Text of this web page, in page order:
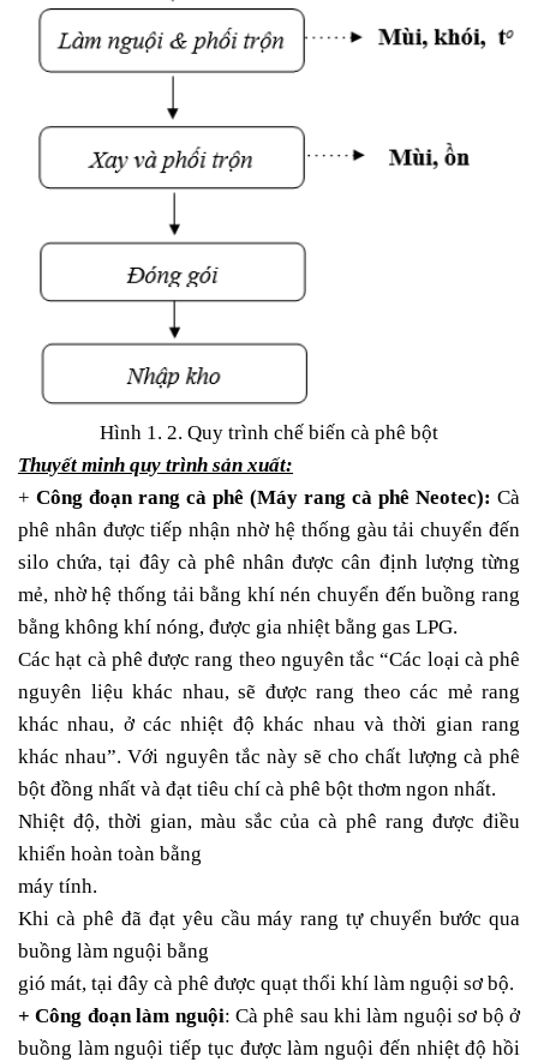
Hình 1. 2. Quy trình chế biến cà phê bột
Thuyết minh quy trình sản xuất:
+ Công đoạn rang cà phê (Máy rang cà phê Neotec): Cà
phê nhân được tiếp nhận nhờ hệ thống gàu tải chuyển đến
silo chứa, tại đây cà phê nhân được cân định lượng từng
mẻ, nhờ hệ thống tải bằng khí nén chuyển đến buồng rang
bằng không khí nóng, được gia nhiệt bằng gas LPG.
Các hạt cà phê được rang theo nguyên tắc “Các loại cà phê
nguyên liệu khác nhau, sẽ được rang theo các mẻ rang
khác nhau, ở các nhiệt độ khác nhau và thời gian rang
khác nhau”. Với nguyên tắc này sẽ cho chất lượng cà phê
bột đồng nhất và đạt tiêu chí cà phê bột thơm ngon nhất.
Nhiệt độ, thời gian, màu sắc của cà phê rang được điều
khiển hoàn toàn bằng
máy tính.
Khi cà phê đã đạt yêu cầu máy rang tự chuyển bước qua
buồng làm nguội bằng
gió mát, tại đây cà phê được quạt thổi khí làm nguội sơ bộ.
+ Công đoạn làm nguội: Cà phê sau khi làm nguội sơ bộ ở
buồng làm nguội tiếp tục được làm nguội đến nhiệt độ hồi